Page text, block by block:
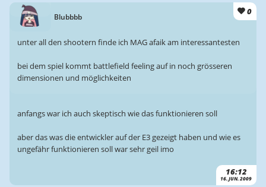
Blubbbb
0
16:12
16. JUN. 2009
unter all den shootern finde ich MAG afaik am interessantesten
bei dem spiel kommt battlefield feeling auf in noch grösseren
dimensionen und möglichkeiten
anfangs war ich auch skeptisch wie das funktionieren soll
aber das was die entwickler auf der E3 gezeigt haben und wie es
ungefähr funktionieren soll war sehr geil imo